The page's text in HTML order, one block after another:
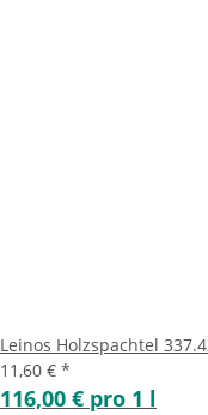
Leinos Holzspachtel
11,60 € *
116,00 € pro 1 l